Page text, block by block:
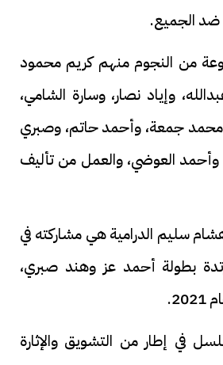
ضد الجميع.
من النجوم منهم كريم محمود
وإياد نصار، وسارة الشامي،
ومحمد جمعة، وأحمد حاتم، وصبري
وأحمد العوضي، والعمل من تأليف
سليم الدرامية هي مشاركته في
بطولة أحمد عز وهند صبري،
في إطار من التشويق والإثارة